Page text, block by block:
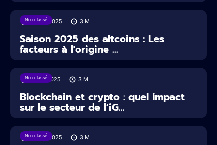
Non classé
22/06/2025 3 M
Saison 2025 des altcoins : Les
facteurs à l'origine ...
Non classé
13/06/2025 3 M
Blockchain et crypto : quel impact
sur le secteur de l’iG...
Non classé
02/06/2025 3 M